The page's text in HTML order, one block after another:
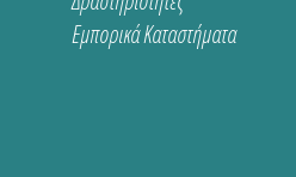
Εμπορικά Καταστήματα